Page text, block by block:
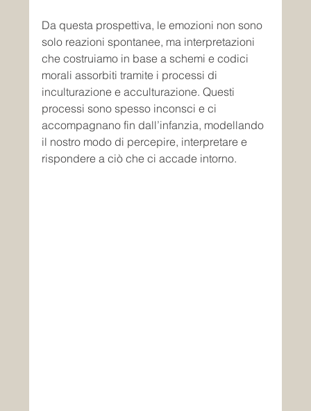
Da questa prospettiva, le emozioni non sono
solo reazioni spontanee, ma interpretazioni
che costruiamo in base a schemi e codici
morali assorbiti tramite i processi di
inculturazione e acculturazione. Questi
processi sono spesso inconsci e ci
accompagnano fin dall’infanzia, modellando
il nostro modo di percepire, interpretare e
rispondere a ciò che ci accade intorno.